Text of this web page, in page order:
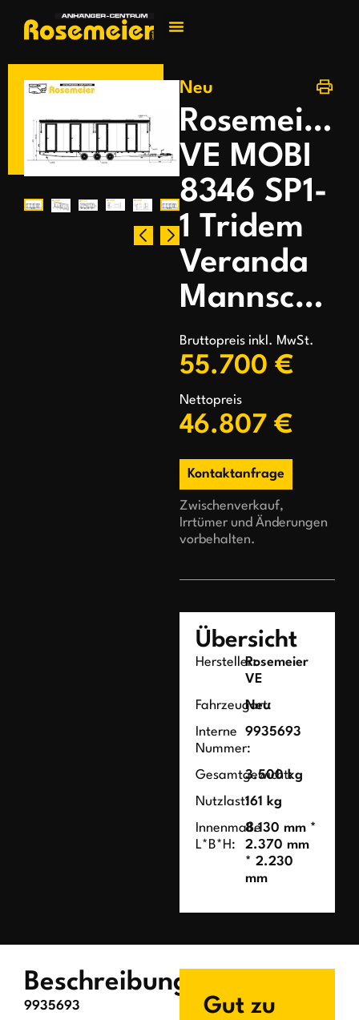
Neu
Rosemeier
VE MOBI
8346 SP1-
1 Tridem
Veranda
Mannschaftswagen
Bruttopreis inkl. MwSt.
55.700 €
Nettopreis
46.807 €
Kontaktanfrage
Zwischenverkauf,
Irrtümer und Änderungen
vorbehalten.
Übersicht
Hersteller:Rosemeier
VE
Fahrzeugart:
Neu
Interne
Nummer:
9935693
Gesamtgewicht:
3.500 kg
Nutzlast:161 kg
Innenmaße
L*B*H:
8.130 mm *
2.370 mm
* 2.230
mm
Beschreibung
9935693
Gut zu